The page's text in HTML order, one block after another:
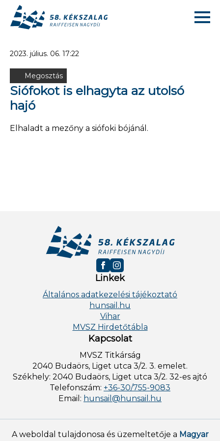
2023. július. 06. 17:22
Megosztás
Siófokot is elhagyta az utolsó
hajó
Elhaladt a mezőny a siófoki bójánál.
Linkek
Általános adatkezelési tájékoztató
hunsail.hu
Vihar
MVSZ Hirdetőtábla
Kapcsolat
MVSZ Titkárság
2040 Budaörs, Liget utca 3/2. 3. emelet.
Székhely: 2040 Budaörs, Liget utca 3/2. 32-es ajtó
Telefonszám: +36-30/755-9083
Email: hunsail@hunsail.hu
A weboldal tulajdonosa és üzemeltetője a Magyar